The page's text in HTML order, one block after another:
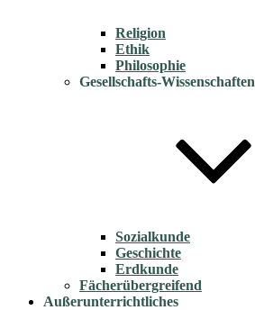
Religion
Ethik
Philosophie
Gesellschafts-Wissenschaften
Sozialkunde
Geschichte
Erdkunde
Fächerübergreifend
Außerunterrichtliches